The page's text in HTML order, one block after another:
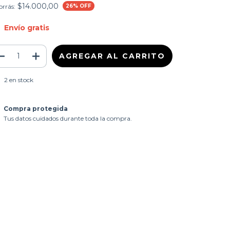
$14.000,00 26% OFF
Envío gratis
2 en stock
Compra protegida
Tus datos cuidados durante toda la compra.